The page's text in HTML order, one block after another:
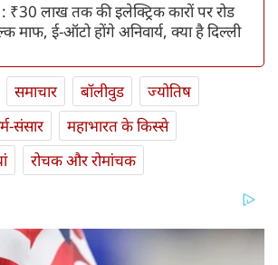
लाख तक की इलेक्ट्रिक कारों पर रोड
माफ, ई-ऑटो होंगे अनिवार्य, क्या है दिल्ली
समाचार बॉलीवुड
ज्योतिष
संसार
महाभारत के किस्से
रोचक और रोमांचक